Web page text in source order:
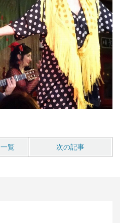
一覧 次の記事